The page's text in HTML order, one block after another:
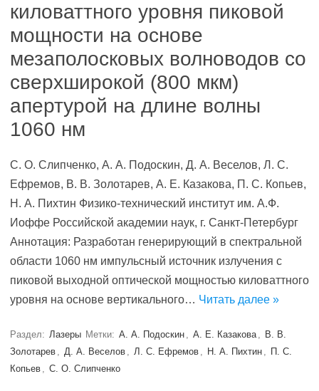
киловаттного уровня пиковой
мощности на основе
мезаполосковых волноводов со
сверхширокой (800 мкм)
апертурой на длине волны
1060 нм
С. О. Слипченко, А. А. Подоскин, Д. А. Веселов, Л. С.
Ефремов, В. В. Золотарев, А. Е. Казакова, П. С. Копьев,
Н. А. Пихтин Физико-технический институт им. А.Ф.
Иоффе Российской академии наук, г. Санкт-Петербург
Аннотация: Разработан генерирующий в спектральной
области 1060 нм импульсный источник излучения с
пиковой выходной оптической мощностью киловаттного
уровня на основе вертикального… Читать далее »
Раздел: Лазеры Метки: А. А. Подоскин , А. Е. Казакова , В. В.
Золотарев , Д. А. Веселов , Л. С. Ефремов , Н. А. Пихтин , П. С.
Копьев , С. О. Слипченко